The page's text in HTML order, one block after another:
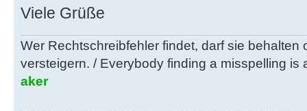
Viele Grüße
Wer Rechtschreibfehler findet, darf sie behalten
versteigern. / Everybody finding a misspelling is
aker